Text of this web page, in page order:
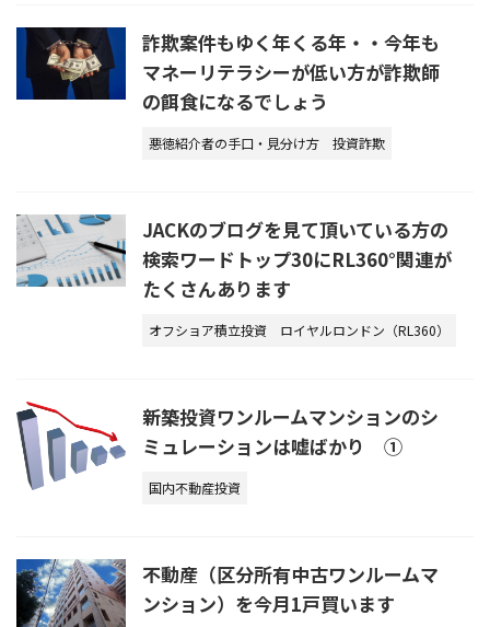
詐欺案件もゆく年くる年・・今年も
マネーリテラシーが低い方が詐欺師
の餌食になるでしょう
悪徳紹介者の手口・見分け方 投資詐欺
JACKのブログを見て頂いている方の
検索ワードトップ30にRL360°関連が
たくさんあります
オフショア積立投資 ロイヤルロンドン（RL360）
新築投資ワンルームマンションのシ
ミュレーションは嘘ばかり ①
国内不動産投資
不動産（区分所有中古ワンルームマ
ンション）を今月1戸買います